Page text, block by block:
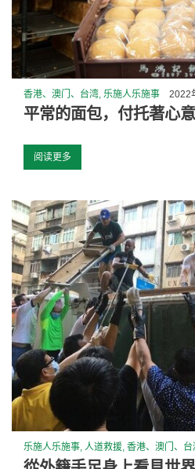
香港、澳门、台湾, 乐施人乐施事 2022
平常的面包，付托著心
阅读更多
乐施人乐施事, 人道救援, 香港、澳门、台